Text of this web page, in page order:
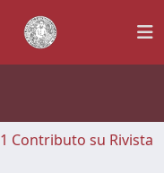
1 Contributo su Rivista